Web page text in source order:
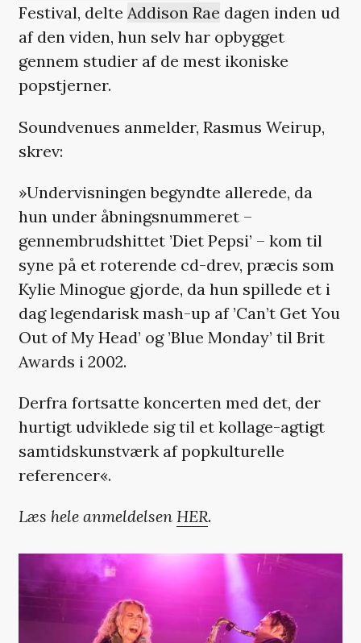
Festival, delte Addison Rae dagen inden ud
af den viden, hun selv har opbygget
gennem studier af de mest ikoniske
popstjerner.
Soundvenues anmelder, Rasmus Weirup,
skrev:
»Undervisningen begyndte allerede, da
hun under åbningsnummeret –
gennembrudshittet ’Diet Pepsi’ – kom til
syne på et roterende cd-drev, præcis som
Kylie Minogue gjorde, da hun spillede et i
dag legendarisk mash-up af ’Can’t Get You
Out of My Head’ og ’Blue Monday’ til Brit
Awards i 2002.
Derfra fortsatte koncerten med det, der
hurtigt udviklede sig til et kollage-agtigt
samtidskunstværk af popkulturelle
referencer«.
Læs hele anmeldelsen HER.